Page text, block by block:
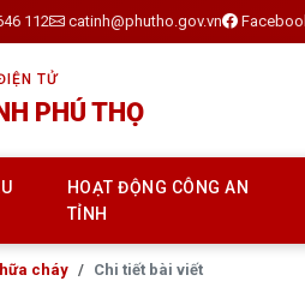
112 catinh@phutho.gov.vn
TỬ
PHÚ THỌ
HOẠT ĐỘNG CÔNG AN
TỈNH
cháy Chi tiết bài viết